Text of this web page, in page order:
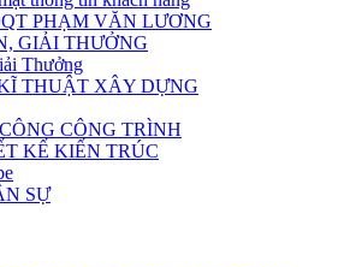
PHẠM VĂN LƯƠNG
GIẢI THƯỞNG
Thưởng
THUẬT XÂY DỰNG
CÔNG TRÌNH
KẾ KIẾN TRÚC
SỰ